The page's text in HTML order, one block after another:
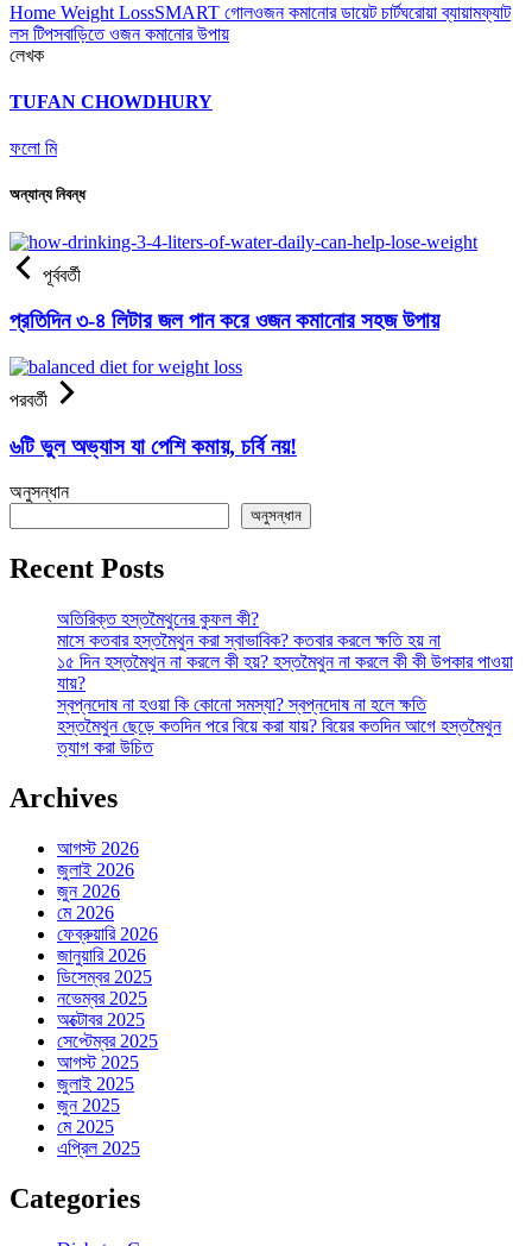
Home Weight LossSMART গোলওজন কমানোর ডায়েট চার্টঘরোয়া ব্যায়ামফ্যাট
লস টিপসবাড়িতে ওজন কমানোর উপায়
লেখক
TUFAN CHOWDHURY
ফলো মি
অন্যান্য নিবন্ধ
পূর্ববর্তী
প্রতিদিন ৩-৪ লিটার জল পান করে ওজন কমানোর সহজ উপায়
পরবর্তী
৬টি ভুল অভ্যাস যা পেশি কমায়, চর্বি নয়!
অনুসন্ধান
অনুসন্ধান
Recent Posts
অতিরিক্ত হস্তমৈথুনের কুফল কী?
মাসে কতবার হস্তমৈথুন করা স্বাভাবিক? কতবার করলে ক্ষতি হয় না
১৫ দিন হস্তমৈথুন না করলে কী হয়? হস্তমৈথুন না করলে কী কী উপকার পাওয়া
যায়?
স্বপ্নদোষ না হওয়া কি কোনো সমস্যা? স্বপ্নদোষ না হলে ক্ষতি
হস্তমৈথুন ছেড়ে কতদিন পরে বিয়ে করা যায়? বিয়ের কতদিন আগে হস্তমৈথুন
ত্যাগ করা উচিত
Archives
আগস্ট 2026
জুলাই 2026
জুন 2026
মে 2026
ফেব্রুয়ারি 2026
জানুয়ারি 2026
ডিসেম্বর 2025
নভেম্বর 2025
অক্টোবর 2025
সেপ্টেম্বর 2025
আগস্ট 2025
জুলাই 2025
জুন 2025
মে 2025
এপ্রিল 2025
Categories